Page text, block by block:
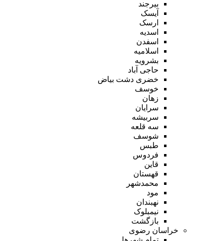
بیرجند
آیسک
ارسک
اسدیه
اسفدن
اسلامیه
بشرویه
حاجی آباد
خضری دشت بیاض
خوسف
زهان
سرایان
سربیشه
سه قلعه
شوسف
طبس
فردوس
قاین
قهستان
محمدشهر
مود
نهبندان
نیمبلوک
بازگشت
خراسان رضوی